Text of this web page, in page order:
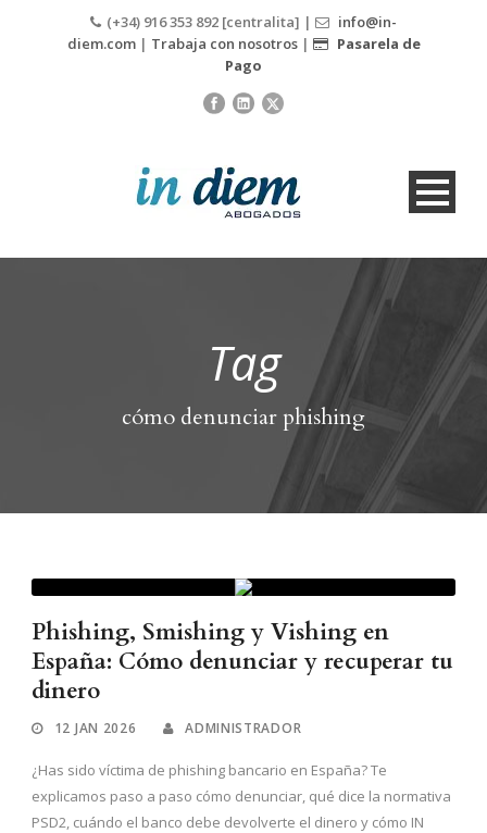
(+34) 916 353 892 [centralita] |
info@in-
diem.com| Trabaja con nosotros|
Pasarela de
Pago
Tag
cómo denunciar phishing
Phishing, Smishing y Vishing en
España: Cómo denunciar y recuperar tu
dinero
12 JAN 2026 ADMINISTRADOR
¿Has sido víctima de phishing bancario en España? Te
explicamos paso a paso cómo denunciar, qué dice la normativa
PSD2, cuándo el banco debe devolverte el dinero y cómo IN